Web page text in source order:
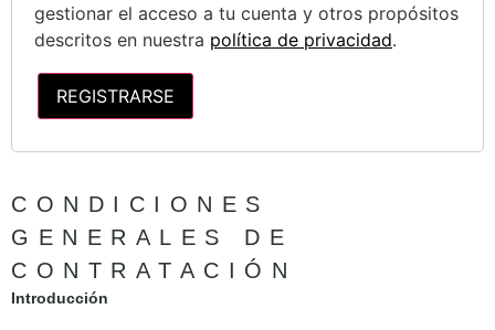
gestionar el acceso a tu cuenta y otros propósitos
descritos en nuestra política de privacidad.
REGISTRARSE
CONDICIONES
GENERALES DE
CONTRATACIÓN
Introducción